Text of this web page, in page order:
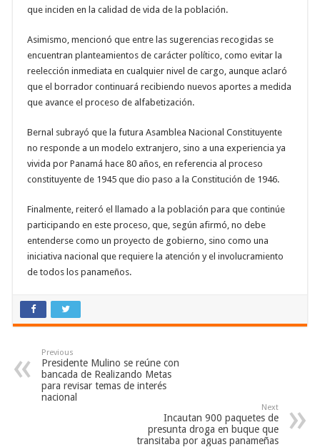
que inciden en la calidad de vida de la población.
Asimismo, mencionó que entre las sugerencias recogidas se
encuentran planteamientos de carácter político, como evitar la
reelección inmediata en cualquier nivel de cargo, aunque aclaró
que el borrador continuará recibiendo nuevos aportes a medida
que avance el proceso de alfabetización.
Bernal subrayó que la futura Asamblea Nacional Constituyente
no responde a un modelo extranjero, sino a una experiencia ya
vivida por Panamá hace 80 años, en referencia al proceso
constituyente de 1945 que dio paso a la Constitución de 1946.
Finalmente, reiteró el llamado a la población para que continúe
participando en este proceso, que, según afirmó, no debe
entenderse como un proyecto de gobierno, sino como una
iniciativa nacional que requiere la atención y el involucramiento
de todos los panameños.
Previous
Presidente Mulino se reúne con
bancada de Realizando Metas
para revisar temas de interés
nacional
Next
Incautan 900 paquetes de
presunta droga en buque que
transitaba por aguas panameñas